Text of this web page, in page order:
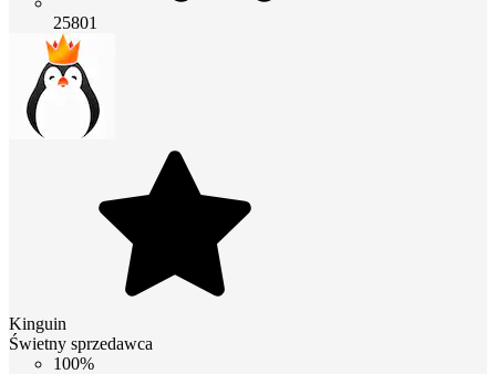
25801
Kinguin
Świetny sprzedawca
100%